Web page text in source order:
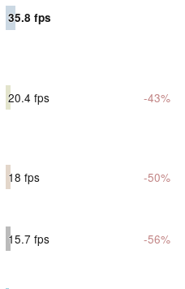
35.8 fps
20.4 fps -43%
18 fps -50%
15.7 fps -56%